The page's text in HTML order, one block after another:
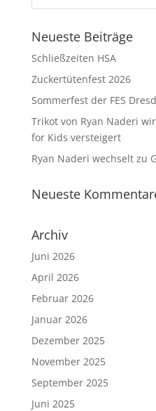
Neueste Beiträge
Schließzeiten HSA
Zuckertütenfest 2026
Sommerfest der FES
Trikot von Ryan Naderi
for Kids versteigert
Ryan Naderi wechselt zu
Neueste
Archiv
Juni 2026
April 2026
Februar 2026
Januar 2026
Dezember 2025
November 2025
September 2025
Juni 2025